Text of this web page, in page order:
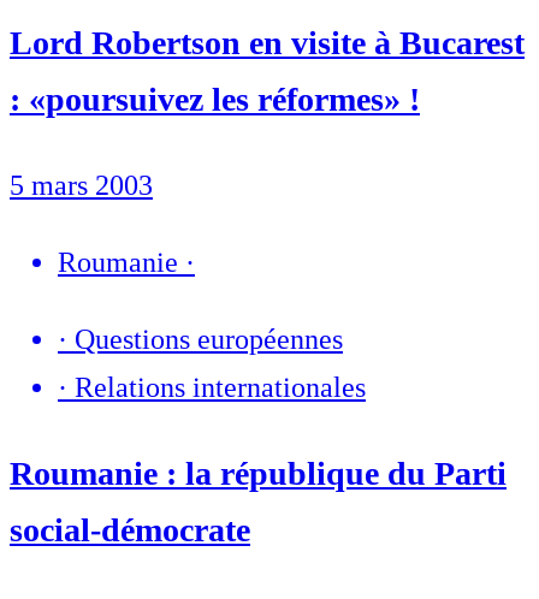
Lord Robertson en visite à Bucarest
: «poursuivez les réformes» !
5 mars 2003
Roumanie ·
· Questions européennes
· Relations internationales
Roumanie : la république du Parti
social-démocrate